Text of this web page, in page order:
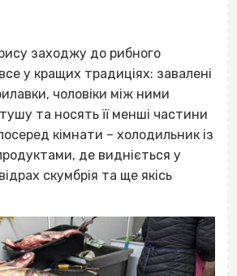
заходжу до рибного
у кращих традиціях: завалені
чоловіки між ними
та носять її менші частини
кімнати – холодильник із
де видніється у
скумбрія та ще якісь